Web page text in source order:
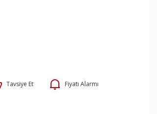
Tavsiye Et Fiyatı Alarmı